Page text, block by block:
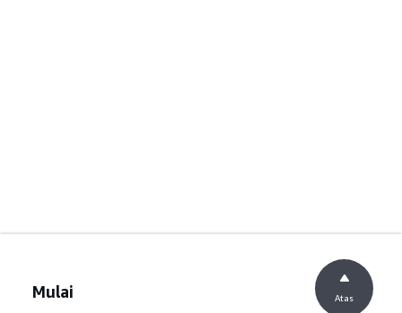
Mulai Atas